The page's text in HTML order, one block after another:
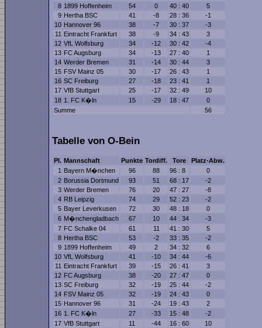
8 1899 Hoffenheim 54 0 40 : 40
5
9 Hertha BSC 41 -8 28 : 36
-1
10 Hannover 96 38 -7 30 : 37
-3
11 Eintracht Frankfurt 38 -9 34 : 43
3
12 VfL Wolfsburg 34 -12 30 : 42
-4
13 FC Augsburg 34 -13 27 : 40
1
14 Werder Bremen 31 -14 30 : 44
3
15 FSV Mainz 05 30 -17 26 : 43
1
16 SC Freiburg 27 -18 23 : 41
1
17 VfB Stuttgart 25 -17 32 : 49
10
18 1. FC K�ln 15 -29 18 : 47
0
Summe
56
Tabelle von O-Bein
Pl. Mannschaft Punkte Tordiff. Tore
Platz-Abw.
1 Bayern M�nchen 96 88 96 : 8
0
2 Borussia Dortmund 93 51 68 : 17
-2
3 Werder Bremen 76 20 47 : 27
-8
4 RB Leipzig 74 29 52 : 23
-2
5 Bayer Leverkusen 72 30 48 : 18
0
6 M�nchengladbach 67 10 44 : 34
-3
7 FC Schalke 04 61 11 41 : 30
5
8 Hertha BSC 53 -2 33 : 35
-2
9 1899 Hoffenheim 49 2 34 : 32
6
10 VfL Wolfsburg 41 -10 34 : 44
-6
11 Eintracht Frankfurt 39 -15 26 : 41
3
12 FC Augsburg 38 -20 27 : 47
0
13 SC Freiburg 32 -19 25 : 44
-2
14 FSV Mainz 05 32 -19 24 : 43
0
15 Hannover 96 31 -24 19 : 43
2
16 1. FC K�ln 27 -33 15 : 48
-2
17 VfB Stuttgart 11 -44 16 : 60
10